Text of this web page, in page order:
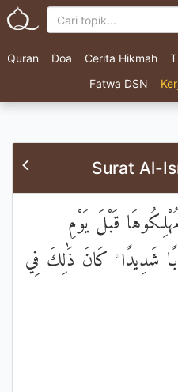
Quran Doa Cerita Hikmah
Fatwa DSN
Surat Al-
قَبْلَ يَوْمِ
شَدِيدًا ۚ كَانَ ذَٰلِكَ فِي